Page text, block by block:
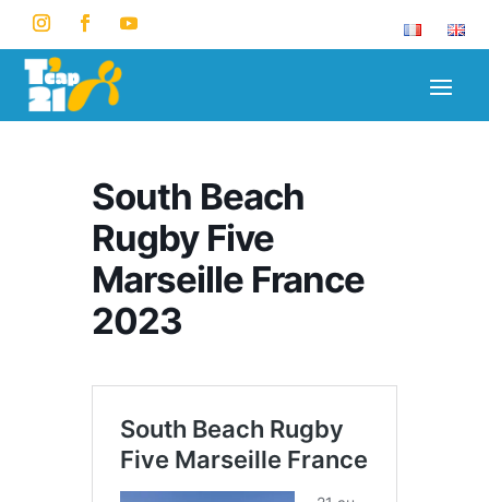
South Beach
Rugby Five
Marseille France
2023